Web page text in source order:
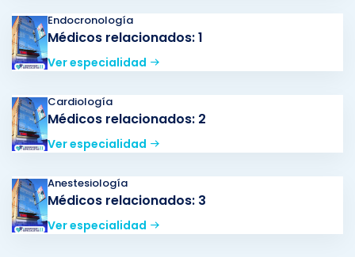
Endocronología
Médicos relacionados: 1
Ver especialidad
Cardiología
Médicos relacionados: 2
Ver especialidad
Anestesiología
Médicos relacionados: 3
Ver especialidad